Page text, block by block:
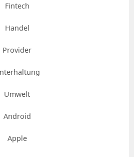
Fintech
Handel
Provider
Umwelt
Android
Apple